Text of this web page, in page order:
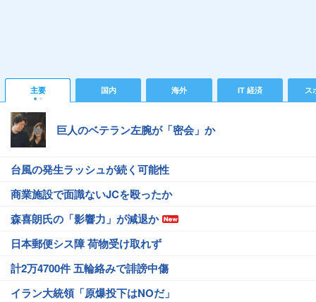
主要 国内 海外 IT 経済 ス
巨人のベテラン左腕が「密会」か
台風の発生ラッシュが続く可能性
商業施設で面識ないJCを殴ったか
森喜朗氏の「影響力」が減退か
日本郵便シス障 荷物受け取れず
計2万4700件 五輪絡みで誹謗中傷
イラン大統領「原爆投下はNOだ」